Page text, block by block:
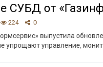
СУБД от
224 0
выпустила
упрощают управление,